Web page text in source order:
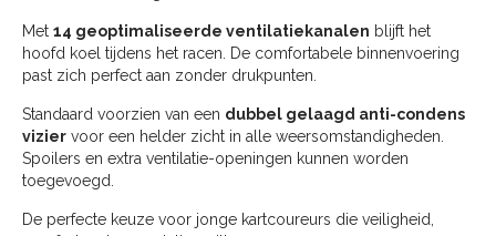
Met 14 geoptimaliseerde ventilatiekanalen blijft het
hoofd koel tijdens het racen. De comfortabele binnenvoering
past zich perfect aan zonder drukpunten.
Standaard voorzien van een dubbel gelaagd anti-condens
vizier voor een helder zicht in alle weersomstandigheden.
Spoilers en extra ventilatie-openingen kunnen worden
toegevoegd.
De perfecte keuze voor jonge kartcoureurs die veiligheid,